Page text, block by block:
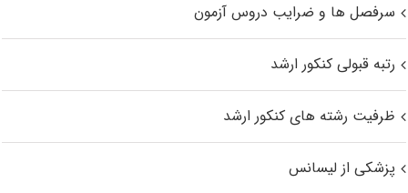
سرفصل ها و ضرایب دروس آزمون
رتبه قبولی کنکور ارشد
ظرفیت رشته های کنکور ارشد
پزشکی از لیسانس